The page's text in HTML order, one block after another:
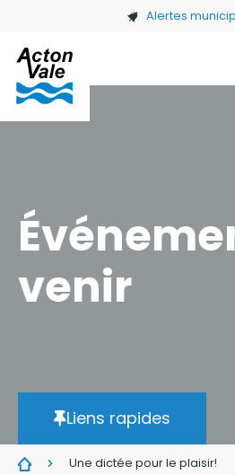
Skip to main content Alertes
venir
Liens rapides
Une dictée pour le plaisir!